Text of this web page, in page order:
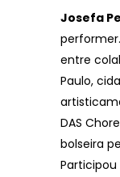
Josefa
entre
Paulo,
DAS
bolseira
Participou